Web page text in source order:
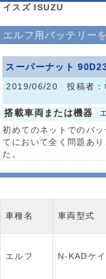
イスズ ISUZU
エルフ用バッテリー
スーパーナット
2019/06/20 投稿者：
搭載車両または機器
初めてのネットでのバ
てにおいて全く問題あ
た。
車種名 車両型式
エルフ N-KADケイ